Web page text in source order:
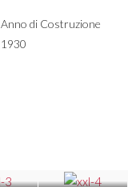
Anno di Costruzione
1930